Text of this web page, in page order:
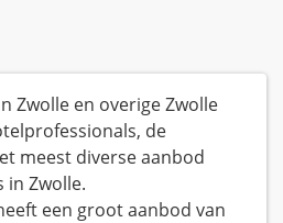
Zwolle en overige Zwolle
de
meest diverse aanbod
in Zwolle.
een groot aanbod van